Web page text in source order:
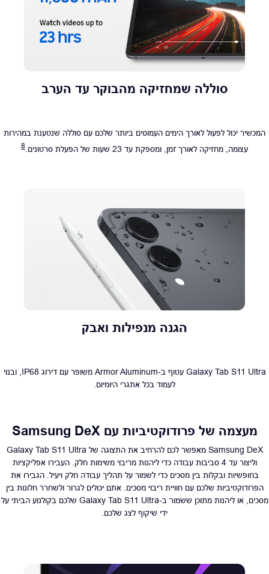
סוללה שמחזיקה מהבוקר עד הערב
המכשיר יכול לפעול לאורך הימים העמוסים ביותר שלכם עם סוללה שנטענת במהירות
עצומה, מחזיקה לאורך זמן, ומספקת עד 23 שעות של הפעלת סרטונים.
8
הגנה מנפילות ואבק
Galaxy Tab S11 Ultra עטוף ב-Armor Aluminum משופר עם דירוג IP68, ובנוי
לעמוד בכל אתגרי היומיום.
מעצמה של פרודוקטיביות עם Samsung DeX
Samsung DeX מאפשר לכם להרחיב את התצוגה של Galaxy Tab S11 Ultra
וליצור עד 4 סביבות עבודה כדי ליהנות מריבוי משימות חלק. העבירו אפליקציות
בחופשיות ובקלות בין מסכים כדי לשמור על תהליך עבודה חלק ויעיל. הגבירו את
הפרודוקטיביות שלכם עם חוויית ריבוי מסכים. אתם יכולים לגרור ולשחרר חלונות בין
מסכים, או ליהנות מתוכן ששמור ב-Galaxy Tab S11 Ultra שלכם בקולנוע הביתי על
ידי שיקוף לצג שלכם.